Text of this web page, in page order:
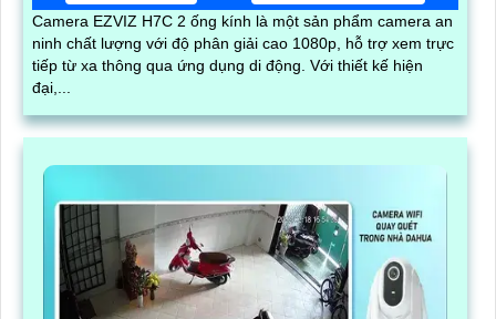
Camera EZVIZ H7C 2 ống kính là một sản phẩm camera an
ninh chất lượng với độ phân giải cao 1080p, hỗ trợ xem trực
tiếp từ xa thông qua ứng dụng di động. Với thiết kế hiện
đại,...